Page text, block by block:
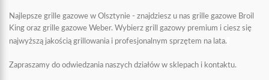
Najlepsze grille gazowe w Olsztynie - znajdziesz u nas grille gazowe Broil
King oraz grille gazowe Weber. Wybierz grill gazowy premium i ciesz się
najwyższą jakością grillowania i profesjonalnym sprzętem na lata.
Zapraszamy do odwiedzania naszych działów w sklepach i kontaktu.